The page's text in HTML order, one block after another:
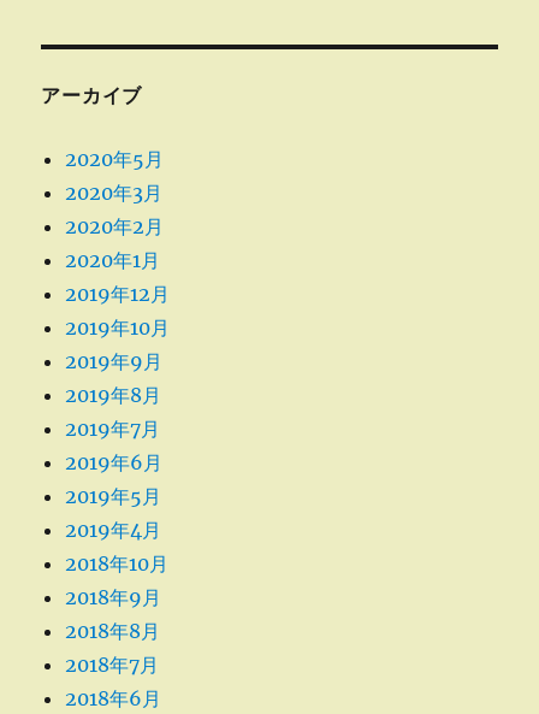
アーカイブ
2020年5月
2020年3月
2020年2月
2020年1月
2019年12月
2019年10月
2019年9月
2019年8月
2019年7月
2019年6月
2019年5月
2019年4月
2018年10月
2018年9月
2018年8月
2018年7月
2018年6月